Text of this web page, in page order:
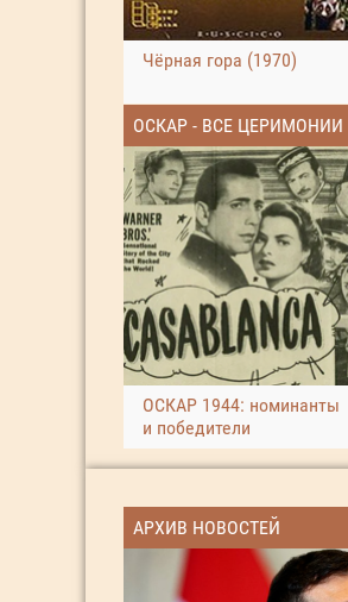
Чёрная гора (1970)
ОСКАР - ВСЕ ЦЕРИМОНИИ
ОСКАР 1944: номинанты
и победители
АРХИВ НОВОСТЕЙ